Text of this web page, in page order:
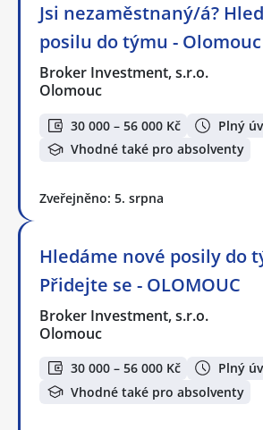
Jsi nezaměstnaný/á?
posilu do týmu - Olomouc
Broker Investment, s.r.o.
Olomouc
30 000 – 56 000 Kč
Plný
Vhodné také pro absolventy
Zveřejněno: 5. srpna
Hledáme nové posily do
Přidejte se - OLOMOUC
Broker Investment, s.r.o.
Olomouc
30 000 – 56 000 Kč
Plný
Vhodné také pro absolventy